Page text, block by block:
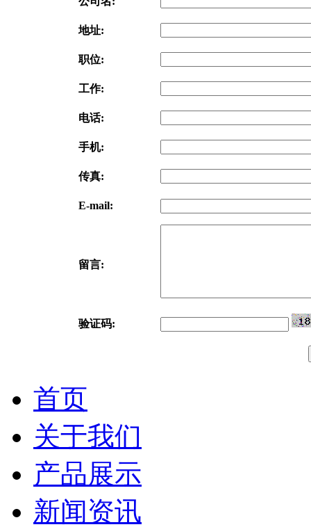
地址:
职位:
工作:
电话:
手机:
传真:
E-mail:
留言:
验证码:
首页
关于我们
产品展示
新闻资讯